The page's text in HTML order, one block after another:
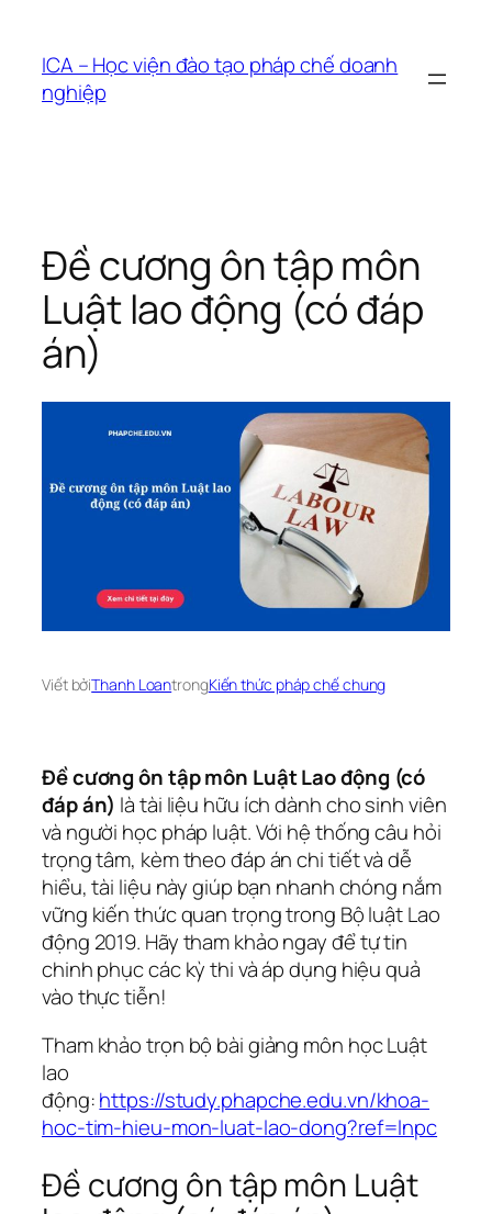
phầnICA – Học viện đào tạo pháp chế doanh
nghiệp
Đề cương ôn tập môn
Luật lao động (có đáp
án)
Viết bởiThanh LoantrongKiến thức pháp chế chung
Đề cương ôn tập môn Luật Lao động (có
đáp án) là tài liệu hữu ích dành cho sinh viên
và người học pháp luật. Với hệ thống câu hỏi
trọng tâm, kèm theo đáp án chi tiết và dễ
hiểu, tài liệu này giúp bạn nhanh chóng nắm
vững kiến thức quan trọng trong Bộ luật Lao
động 2019. Hãy tham khảo ngay để tự tin
chinh phục các kỳ thi và áp dụng hiệu quả
vào thực tiễn!
Tham khảo trọn bộ bài giảng môn học Luật
lao
động:https://study.phapche.edu.vn/khoa-
hoc-tim-hieu-mon-luat-lao-dong?ref=lnpc
Đề cương ôn tập môn Luật